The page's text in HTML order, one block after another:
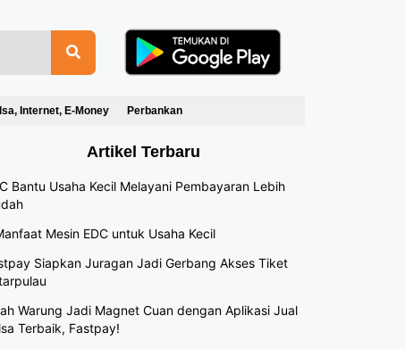
Internet, E-Money Perbankan
Artikel Terbaru
Bantu Usaha Kecil Melayani Pembayaran Lebih
Mesin EDC untuk Usaha Kecil
Siapkan Juragan Jadi Gerbang Akses Tiket
Warung Jadi Magnet Cuan dengan Aplikasi Jual
Terbaik, Fastpay!